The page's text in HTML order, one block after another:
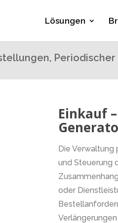
Lösungen
Einkauf
Die Verwaltung
und Steuerung
oder